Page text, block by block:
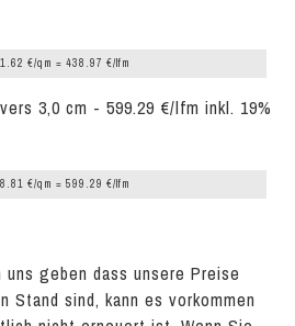
€/qm = 438.97 €/lfm
3,0 cm - 599.29 €/lfm inkl. 19%
€/qm = 599.29 €/lfm
geben dass unsere Preise
Stand sind, kann es vorkommen